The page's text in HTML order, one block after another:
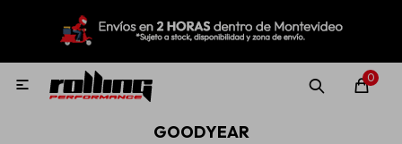
0

GOODYEAR
MI CUENTA
Nuevo! Rolling Repuestos